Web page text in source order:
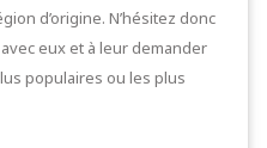
d’origine. N’hésitez donc
eux et à leur demander
populaires ou les plus